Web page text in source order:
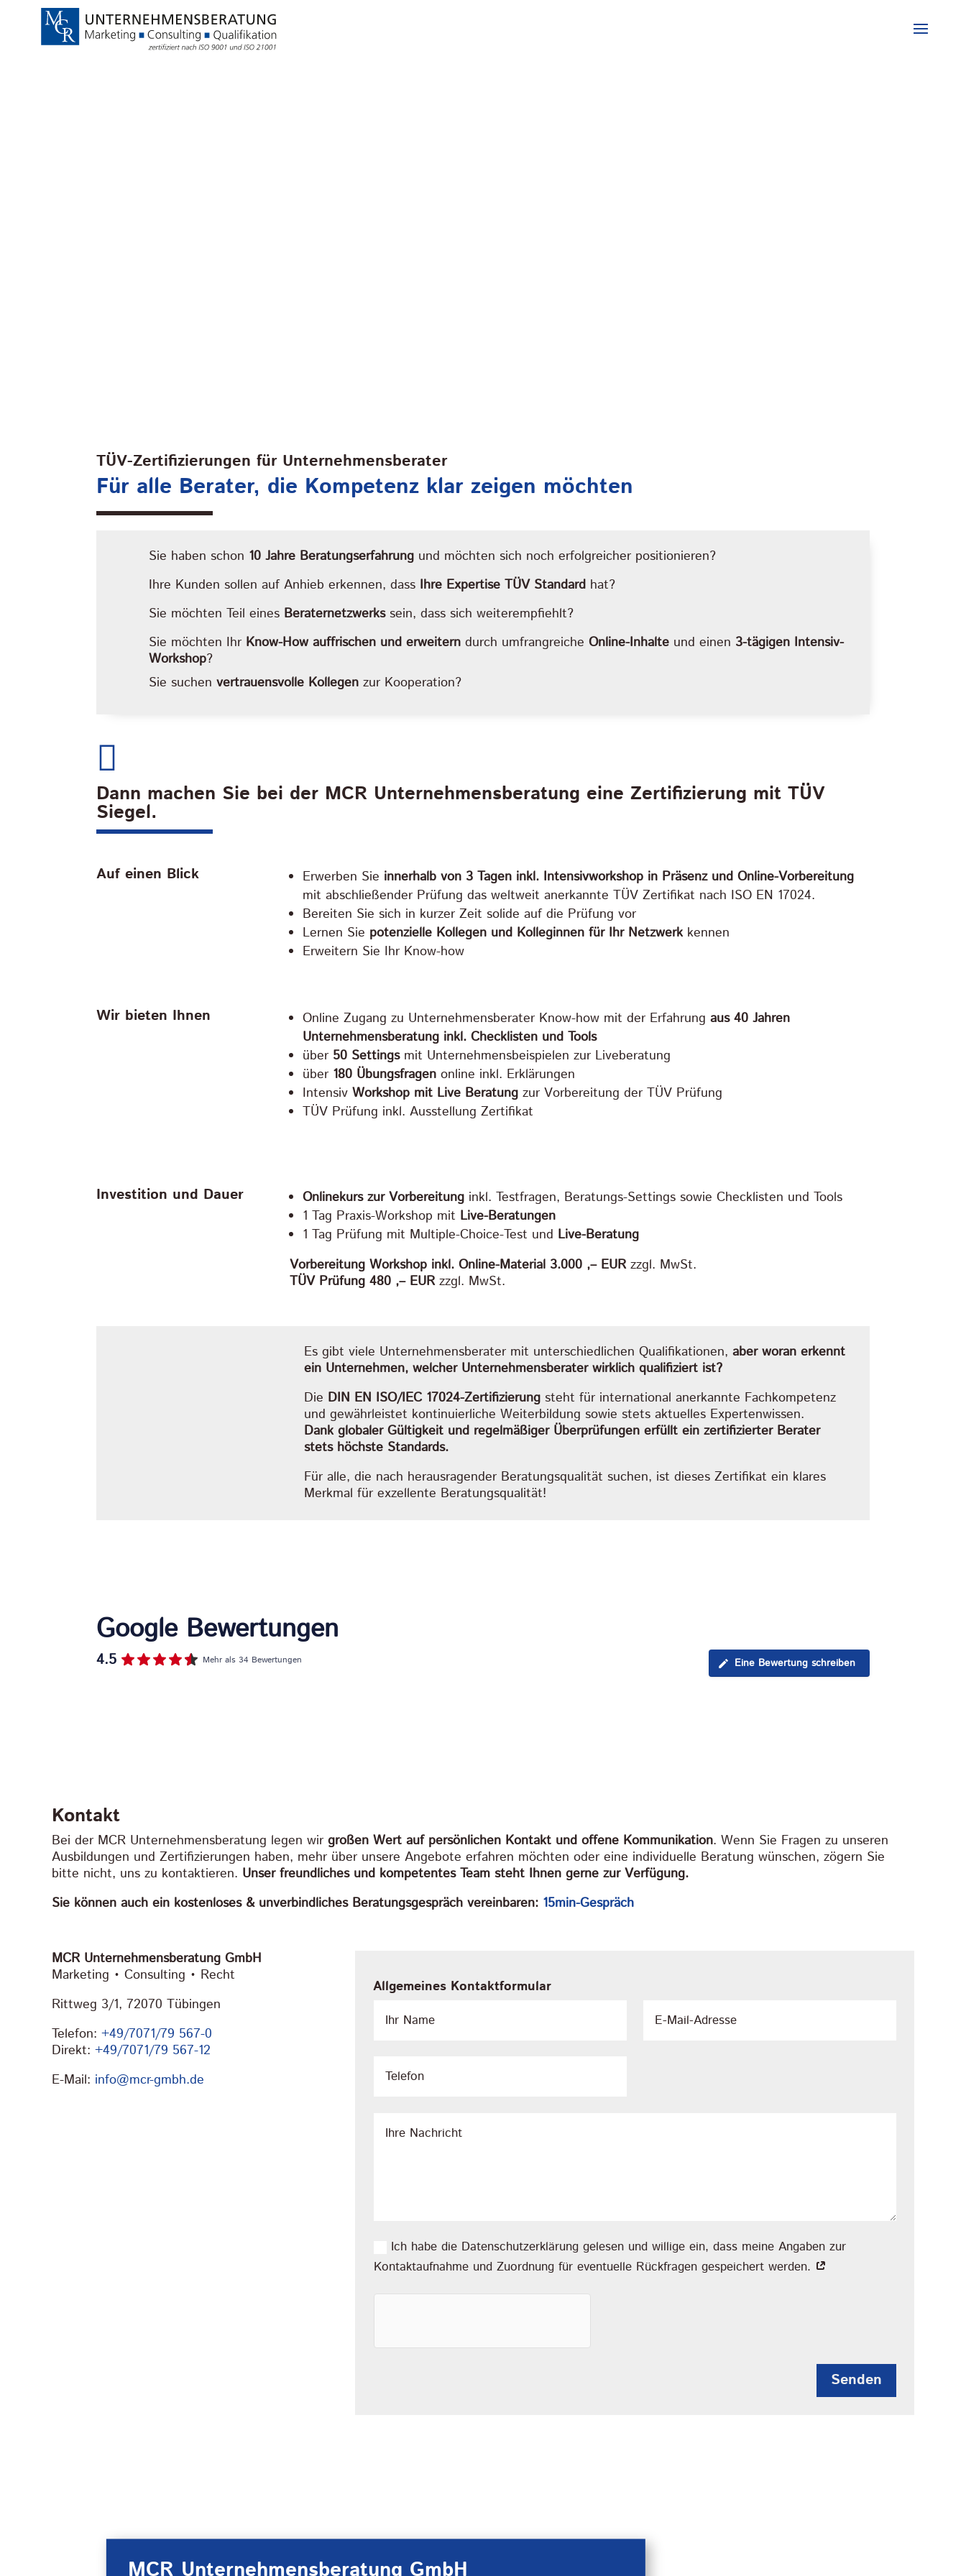
TÜV-Zertifizierungen für Unternehmensberater
Für alle Berater, die Kompetenz klar zeigen möchten
Sie haben schon 10 Jahre Beratungserfahrungund möchten sich noch erfolgreicher positionieren?
Ihre Kunden sollen auf Anhieb erkennen, dass Ihre Expertise TÜV Standardhat?
Sie möchten Teil eines Beraternetzwerkssein, dass sich weiterempfiehlt?
Sie möchten Ihr Know-How auffrischen und erweiterndurch umfrangreiche Online-Inhalte und einen 3-tägigen Intensiv-
Workshop?
Sie suchen vertrauensvolle Kollegen zur Kooperation?

Dann machen Sie bei der MCR Unternehmensberatung eine Zertifizierung mit TÜV
Siegel.
Auf einen Blick Erwerben Sie innerhalb von 3 Tagen inkl. Intensivworkshop in Präsenz und Online-Vorbereitung
mit abschließender Prüfung das weltweit anerkannte TÜV Zertifikat nach ISO EN 17024.
Bereiten Sie sich in kurzer Zeit solide auf die Prüfung vor
Lernen Sie potenzielle Kollegen und Kolleginnen für Ihr Netzwerk kennen
Erweitern Sie Ihr Know-how
Wir bieten Ihnen Online Zugang zu Unternehmensberater Know-how mit der Erfahrungaus 40 Jahren
Unternehmensberatung inkl. Checklisten und Tools
über 50 Settingsmit Unternehmensbeispielen zur Liveberatung
über 180 Übungsfragen online inkl. Erklärungen
IntensivWorkshop mit Live Beratung zur Vorbereitung der TÜV Prüfung
TÜV Prüfung inkl. Ausstellung Zertifikat
Investition und Dauer Onlinekurs zur Vorbereitung inkl. Testfragen, Beratungs-Settings sowie Checklisten und Tools
1 Tag Praxis-Workshop mit Live-Beratungen
1 Tag Prüfung mit Multiple-Choice-Test und Live-Beratung
Vorbereitung Workshop inkl. Online-Material 3.000 ,– EURzzgl. MwSt.
TÜV Prüfung 480 ,– EURzzgl. MwSt.
Es gibt viele Unternehmensberater mit unterschiedlichen Qualifikationen,aber woran erkennt
ein Unternehmen, welcher Unternehmensberater wirklich qualifiziert ist?
Die DIN EN ISO/IEC 17024-Zertifizierung steht für international anerkannte Fachkompetenz
und gewährleistet kontinuierliche Weiterbildung sowie stets aktuelles Expertenwissen.
Dank globaler Gültigkeit und regelmäßiger Überprüfungen erfüllt ein zertifizierter Berater
stets höchste Standards.
Für alle, die nach herausragender Beratungsqualität suchen, ist dieses Zertifikat ein klares
Merkmal für exzellente Beratungsqualität!
Google Bewertungen
4.5 Mehr als 34 Bewertungen Eine Bewertung schreiben
Kontakt
Bei der MCR Unternehmensberatung legen wir großen Wert auf persönlichen Kontakt und offene Kommunikation. Wenn Sie Fragen zu unseren
Ausbildungen und Zertifizierungen haben, mehr über unsere Angebote erfahren möchten oder eine individuelle Beratung wünschen, zögern Sie
bitte nicht, uns zu kontaktieren. Unser freundliches und kompetentes Team steht Ihnen gerne zur Verfügung.
Sie können auch ein kostenloses & unverbindliches Beratungsgespräch vereinbaren: 15min-Gespräch
MCR Unternehmensberatung GmbH
Marketing • Consulting • Recht
Rittweg 3/1, 72070 Tübingen
Telefon: +49/7071/79 567-0
Direkt: +49/7071/79 567-12
E-Mail: info@mcr-gmbh.de
Allgemeines Kontaktformular
Ich habe die Datenschutzerklärung gelesen und willige ein, dass meine Angaben zur
Kontaktaufnahme und Zuordnung für eventuelle Rückfragen gespeichert werden.
Senden